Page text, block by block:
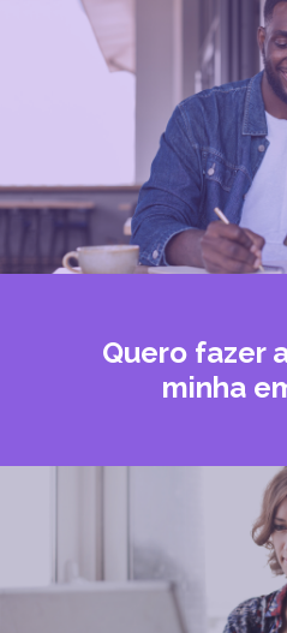
Quero fazer
minha